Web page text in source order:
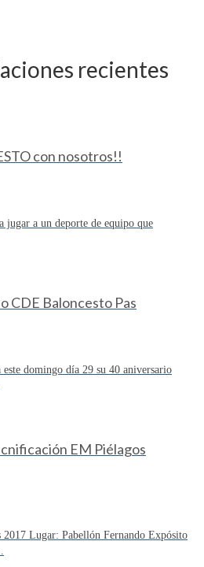
recientes
con nosotros!!
jugar a un deporte de equipo que
CDE Baloncesto Pas
domingo día 29 su 40 aniversario
EM Piélagos
2017 Lugar: Pabellón Fernando Expósito